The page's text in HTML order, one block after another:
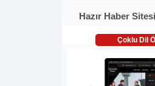
Hazır Haber
Çoklu Dil